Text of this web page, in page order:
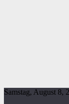
Samstag, August 8,